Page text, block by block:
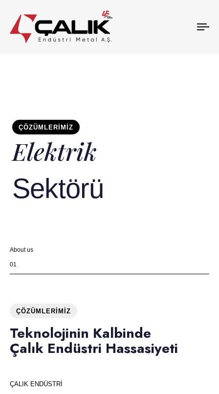
ÇÖZÜMLERIMIZ
Elektrik
Sektörü
About us
01
ÇÖZÜMLERIMIZ
Teknolojinin Kalbinde
Çalık Endüstri Hassasiyeti
ÇALIK ENDÜSTRİ